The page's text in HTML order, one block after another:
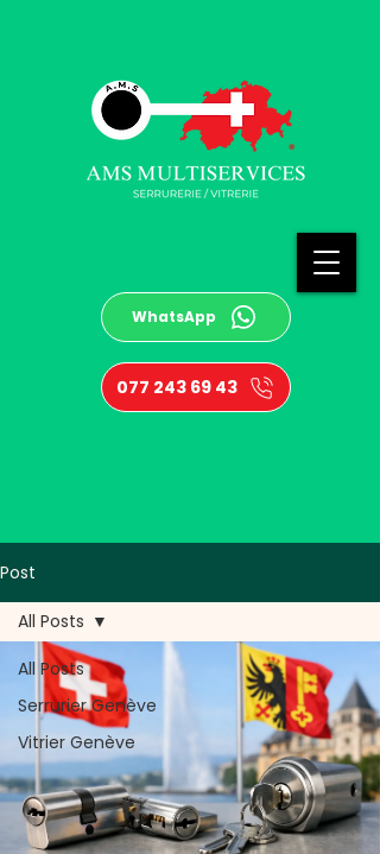
WhatsApp
077 243 69 43
Post
All Posts
Serrurier Genève
Vitrier Genève
All Posts